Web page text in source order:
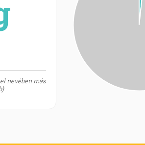
nevében más